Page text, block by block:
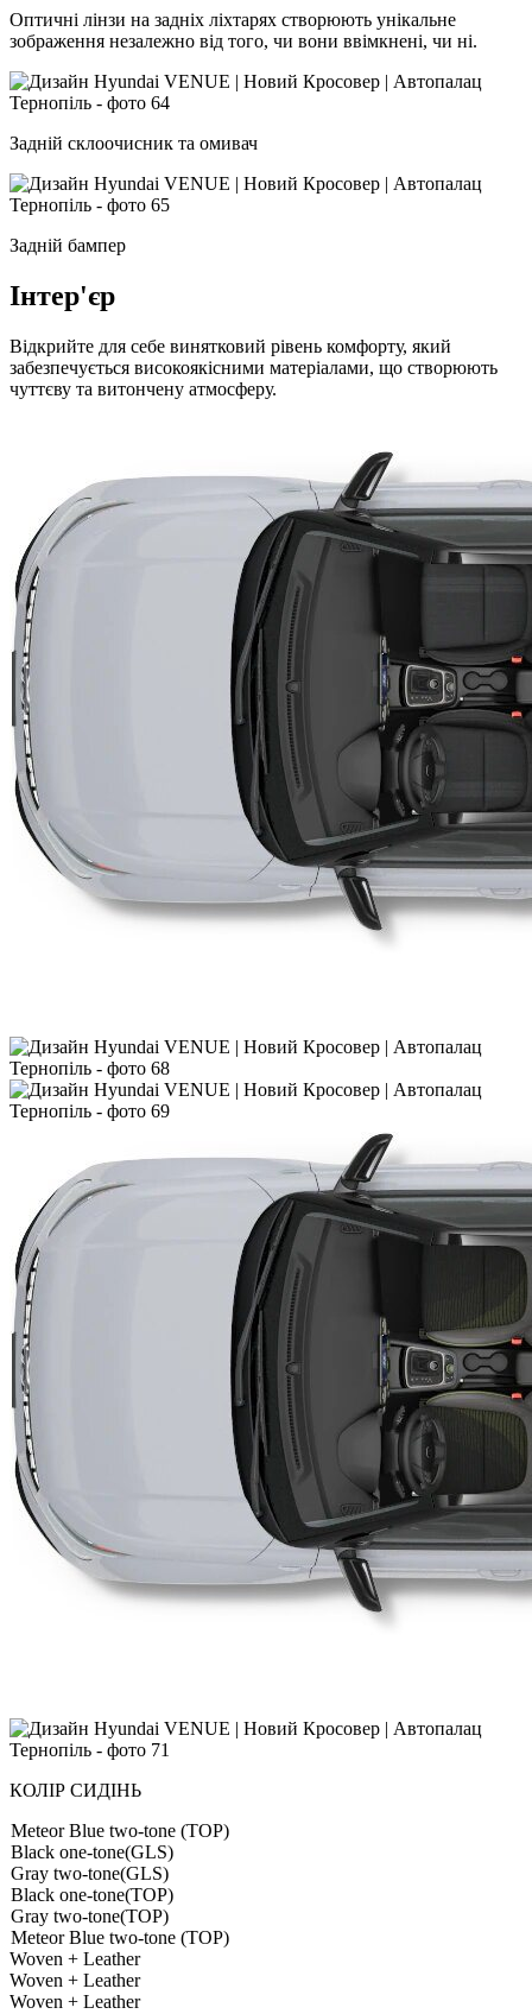
Оптичні лінзи на задніх ліхтарях створюють унікальне
зображення незалежно від того, чи вони ввімкнені, чи ні.
Задній склоочисник та омивач
Задній бампер
Інтер'єр
Відкрийте для себе винятковий рівень комфорту, який
забезпечується високоякісними матеріалами, що створюють
чуттєву та витончену атмосферу.
КОЛІР СИДІНЬ
Meteor Blue two-tone (TOP)
Black one-tone(GLS)
Gray two-tone(GLS)
Black one-tone(TOP)
Gray two-tone(TOP)
Meteor Blue two-tone (TOP)
Woven + Leather
Woven + Leather
Woven + Leather